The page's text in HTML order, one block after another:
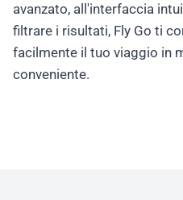
avanzato, all'interfaccia
filtrare i risultati, Fly Go ti
facilmente il tuo viaggio in
conveniente.